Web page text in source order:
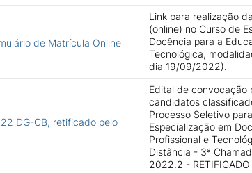
de Matrícula Online
Link para realização
(online) no Curso de
Docência para a
Tecnológica,
dia 19/09/2022).
DG-CB, retificado pelo
Edital de convocação
candidatos
Processo Seletivo
Especialização em
Profissional e
Distância - 3ª
2022.2 - RETIFICADO